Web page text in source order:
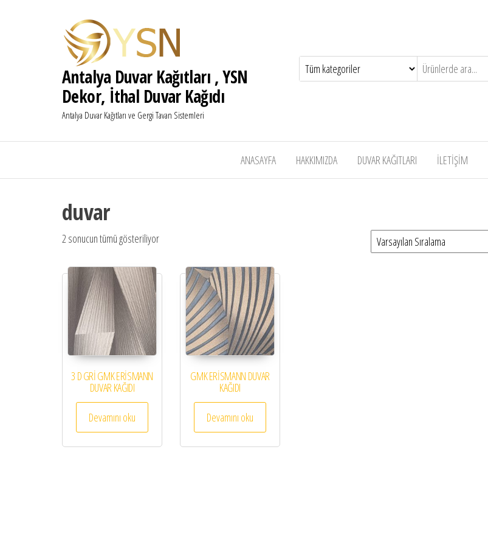
Antalya Duvar Kağıtları , YSN
Dekor, İthal Duvar Kağıdı
Antalya Duvar Kağıtları ve Gergi Tavan Sistemleri
ANASAYFA HAKKIMIZDA DUVAR KAĞITLARI İLETİŞİM
duvar
2 sonucun tümü gösteriliyor
3 D GRİ GMK ERİSMANN
DUVAR KAĞIDI
Devamını oku
GMK ERİSMANN DUVAR
KAĞIDI
Devamını oku